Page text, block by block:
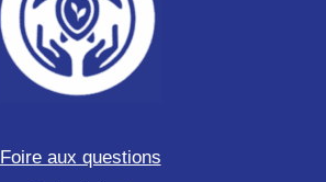
Foire aux questions